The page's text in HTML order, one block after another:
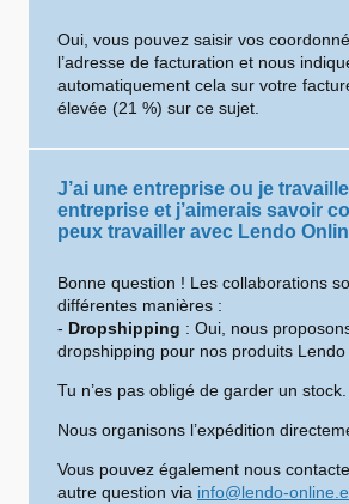
Oui, vous pouvez saisir vos
l’adresse de facturation et nous
automatiquement cela sur votre
élevée (21 %) sur ce sujet.
J’ai une entreprise ou je
entreprise et j’aimerais savoir
peux travailler avec Lendo
Bonne question ! Les collaborations
différentes manières :
- Dropshipping : Oui, nous
dropshipping pour nos produits Lendo
Tu n’es pas obligé de garder un stock.
Nous organisons l’expédition
Vous pouvez également nous
autre question via info@lendo-